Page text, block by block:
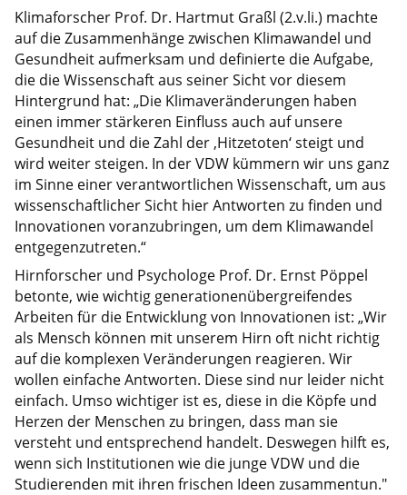
Klimaforscher Prof. Dr. Hartmut Graßl (2.v.li.) machte
auf die Zusammenhänge zwischen Klimawandel und
Gesundheit aufmerksam und definierte die Aufgabe,
die die Wissenschaft aus seiner Sicht vor diesem
Hintergrund hat: „Die Klimaveränderungen haben
einen immer stärkeren Einfluss auch auf unsere
Gesundheit und die Zahl der ‚Hitzetoten‘ steigt und
wird weiter steigen. In der VDW kümmern wir uns ganz
im Sinne einer verantwortlichen Wissenschaft, um aus
wissenschaftlicher Sicht hier Antworten zu finden und
Innovationen voranzubringen, um dem Klimawandel
entgegenzutreten.“
Hirnforscher und Psychologe Prof. Dr. Ernst Pöppel
betonte, wie wichtig generationenübergreifendes
Arbeiten für die Entwicklung von Innovationen ist: „Wir
als Mensch können mit unserem Hirn oft nicht richtig
auf die komplexen Veränderungen reagieren. Wir
wollen einfache Antworten. Diese sind nur leider nicht
einfach. Umso wichtiger ist es, diese in die Köpfe und
Herzen der Menschen zu bringen, dass man sie
versteht und entsprechend handelt. Deswegen hilft es,
wenn sich Institutionen wie die junge VDW und die
Studierenden mit ihren frischen Ideen zusammentun."